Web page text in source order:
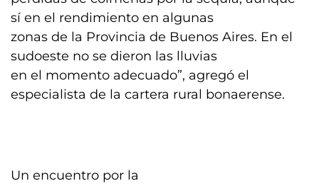
sí en el rendimiento en algunas
zonas de la Provincia de Buenos Aires. En el
sudoeste no se dieron las lluvias
en el momento adecuado”, agregó el
especialista de la cartera rural bonaerense.
Un encuentro por la